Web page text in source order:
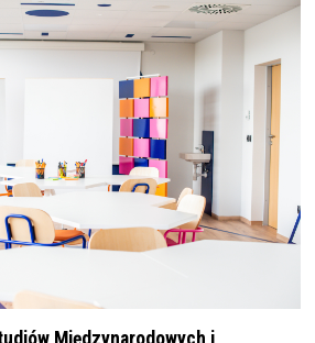
Międzynarodowych i